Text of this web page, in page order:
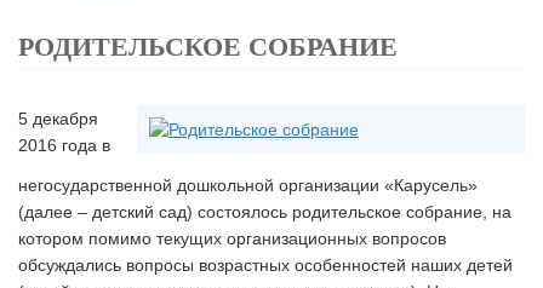
РОДИТЕЛЬСКОЕ СОБРАНИЕ
5 декабря
2016 года в
негосударственной дошкольной организации «Карусель»
(далее – детский сад) состоялось родительское собрание, на
котором помимо текущих организационных вопросов
обсуждались вопросы возрастных особенностей наших детей